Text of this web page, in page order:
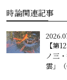
時論関連記事
【第
ノ三
雲」